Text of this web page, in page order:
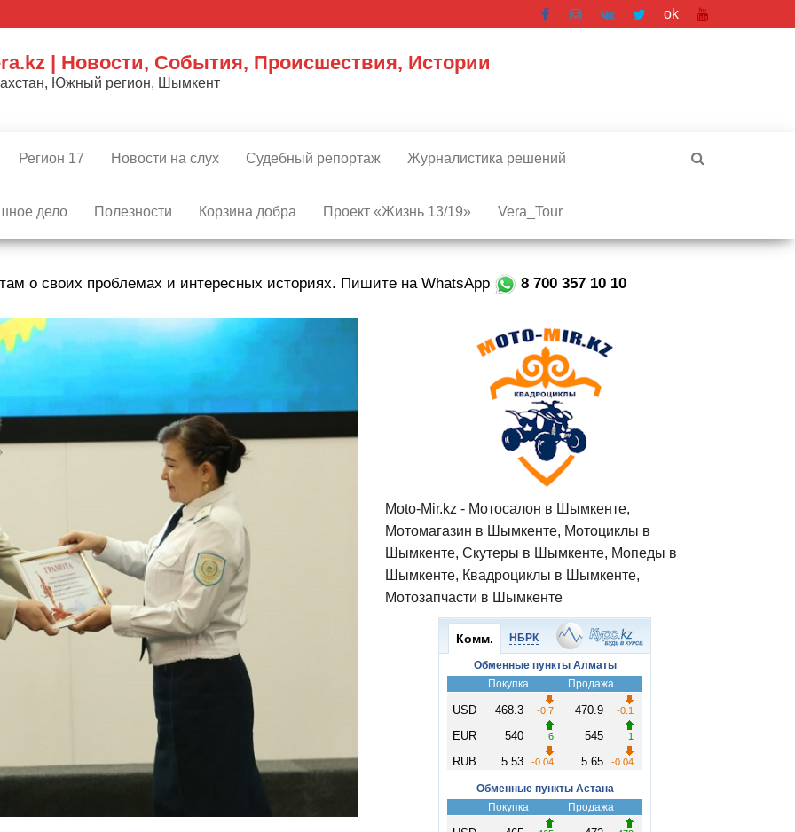
ok
| Новости, События, Происшествия, Истории
Южный регион, Шымкент
Регион 17 Новости на слух Судебный репортаж Журналистика решений
дело Полезности Корзина добра Проект «Жизнь 13/19» Vera_Tour
о своих проблемах и интересных историях. Пишите на WhatsApp 8 700 357 10 10
Moto-Mir.kz - Мотосалон в Шымкенте,
Мотомагазин в Шымкенте, Мотоциклы в
Шымкенте, Скутеры в Шымкенте, Мопеды в
Шымкенте, Квадроциклы в Шымкенте,
Мотозапчасти в Шымкенте